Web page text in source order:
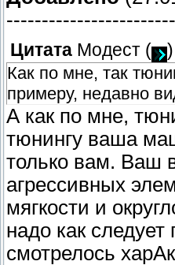
Цитата Модест (
)
Как по мне, так
примеру, недавно
А как по мне,
тюнингу ваша
только вам. Ваш
агрессивных
мягкости и
надо как
смотрелось